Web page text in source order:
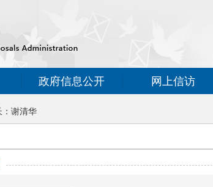
政府信息公开 网上信访
：谢清华